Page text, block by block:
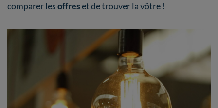
comparer lesoffreset de trouver la vôtre !